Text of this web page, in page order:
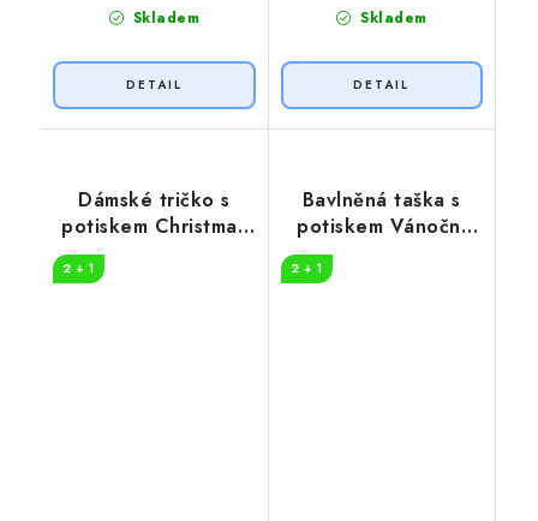
Skladem Skladem
Dámské tričko s
potiskem Christmas
2 + 1
Bavlněná taška s
potiskem Vánoční
2 + 1